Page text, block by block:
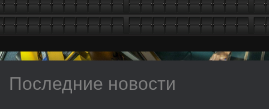
Последние новости